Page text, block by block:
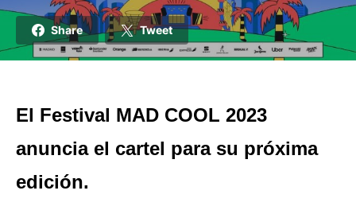
Share Tweet
El Festival MAD COOL 2023
anuncia el cartel para su próxima
edición.